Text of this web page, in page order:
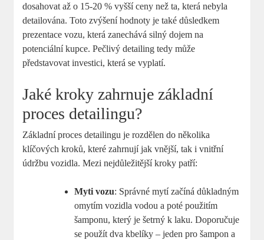
dosahovat až o 15-20 % vyšší ceny než ta, která ⁤nebyla
detailována. Toto zvýšení hodnoty je také důsledkem
‌prezentace vozu, která zanechává silný dojem na
potenciální kupce. Pečlivý detailing ​tedy může
představovat ⁤investici, která se vyplatí.
Jaké kroky zahrnuje základní
proces detailingu?
Základní proces detailingu je‍ rozdělen do několika
klíčových kroků, ‍které zahrnují jak ⁤vnější,​ tak i vnitřní
údržbu vozidla. Mezi⁤ nejdůležitější kroky patří:
Myti vozu: Správné mytí začíná⁤ důkladným
⁣omytím ⁢vozidla vodou a poté použitím
šamponu, ⁤který je šetrný k laku. Doporučuje
se použít ‌dva kbelíky – ⁢jeden pro šampon a